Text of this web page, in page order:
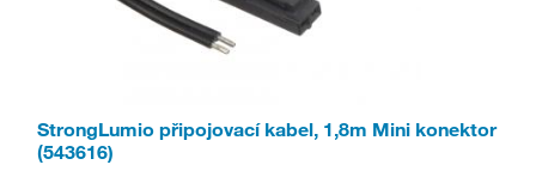
StrongLumio připojovací kabel, 1,8m Mini konektor
(543616)